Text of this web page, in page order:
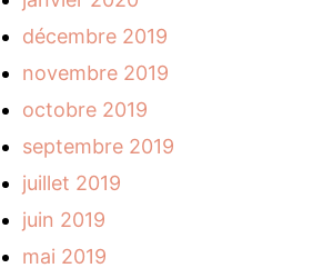
décembre 2019
novembre 2019
octobre 2019
septembre 2019
juillet 2019
juin 2019
mai 2019